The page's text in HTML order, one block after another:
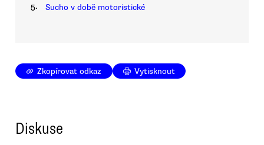
5. Sucho v době motoristické
Zkopírovat odkaz Vytisknout
Diskuse